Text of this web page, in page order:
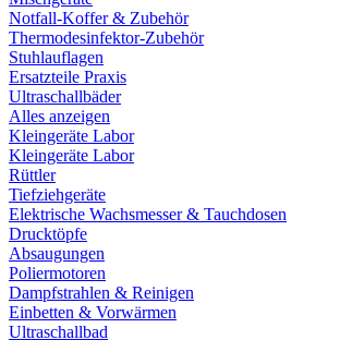
Notfall-Koffer & Zubehör
Thermodesinfektor-Zubehör
Stuhlauflagen
Ersatzteile Praxis
Ultraschallbäder
Alles anzeigen
Kleingeräte Labor
Kleingeräte Labor
Rüttler
Tiefziehgeräte
Elektrische Wachsmesser & Tauchdosen
Drucktöpfe
Absaugungen
Poliermotoren
Dampfstrahlen & Reinigen
Einbetten & Vorwärmen
Ultraschallbad